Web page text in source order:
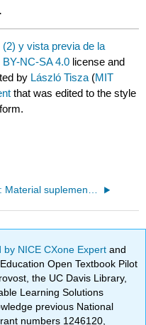
y vista previa de la
BY-NC-SA 4.0 license and
by László Tisza (MIT
that was edited to the style
5: Material suplementario sobre el álgebra de Pauli
by NICE CXone Expertand
Open Textbook Pilot
the UC Davis Library,
Learning Solutions
previous National
numbers 1246120,